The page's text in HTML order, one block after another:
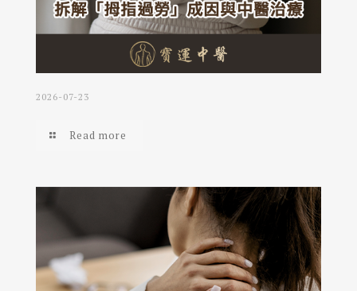
2026-07-23
Read more